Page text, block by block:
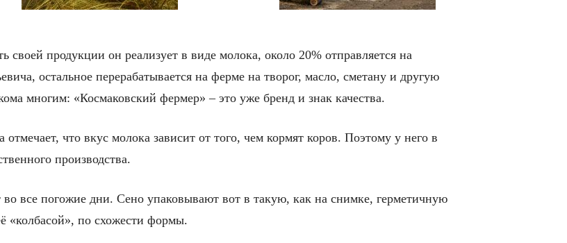
своей продукции он реализует в виде молока, около 20% отправляется на
остальное перерабатывается на ферме на творог, масло, сметану и другую
многим: «Космаковский фермер» – это уже бренд и знак качества.
что вкус молока зависит от того, чем кормят коров. Поэтому у него в
производства.
во все погожие дни. Сено упаковывают вот в такую, как на снимке, герметичную
«колбасой», по схожести формы.